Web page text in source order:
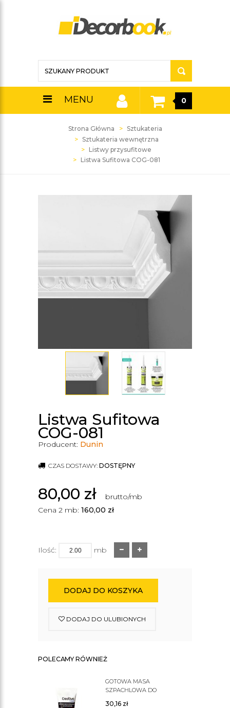
MENU 0
Strona Główna
Sztukateria
Sztukateria wewnętrzna
Listwy przysufitowe
Listwa Sufitowa COG-081
Listwa Sufitowa
COG-081
Producent: Dunin
CZAS DOSTAWY: DOSTĘPNY
80,00 zł
brutto/mb
Cena 2 mb: 160,00 zł
Ilość: mb
DODAJ DO KOSZYKA
DODAJ DO ULUBIONYCH
POLECAMY RÓWNIEŻ
GOTOWA MASA
SZPACHLOWA DO
30,16 zł